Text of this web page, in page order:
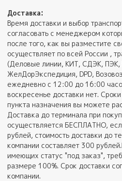
Доставка:
Время доставки и выбор
согласовать с менеджером
после того, как вы разместите
осуществляет по всей России ,
(Деловые линии, КИТ, СДЭК, ПЭК,
ЖелДорЭкспедиция, DPD,
ежедневно с 12:00 до 16:00
воскресенье доставки нет.
пункта назначения вы можете
Доставка до терминала при
осуществляется БЕСПЛАТНО,
рублей, стоимость доставки до
компании составляет 300
имеющих статус "под заказ",
размере 100%. Срок доставки
компании.